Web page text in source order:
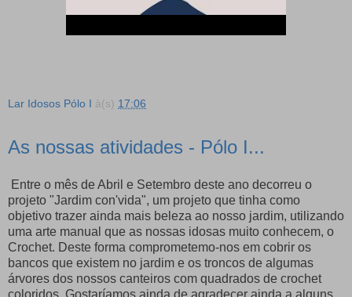
Lar Idosos Pólo I à(s) 17:06
As nossas atividades - Pólo I...
Entre o mês de Abril e Setembro deste ano decorreu o
projeto "Jardim con'vida", um projeto que tinha como
objetivo trazer ainda mais beleza ao nosso jardim, utilizando
uma arte manual que as nossas idosas muito conhecem, o
Crochet. Deste forma comprometemo-nos em cobrir os
bancos que existem no jardim e os troncos de algumas
árvores dos nossos canteiros com quadrados de crochet
coloridos. Gostaríamos ainda de agradecer ainda a alguns